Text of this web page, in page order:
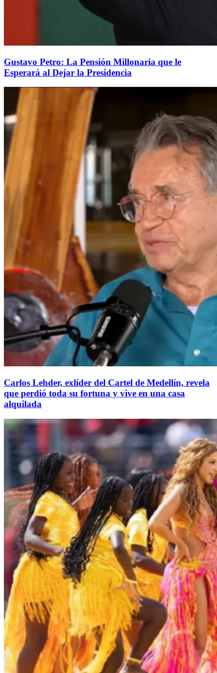
Gustavo Petro: La Pensión Millonaria que le
Esperará al Dejar la Presidencia
Carlos Lehder, exlíder del Cartel de Medellín, revela
que perdió toda su fortuna y vive en una casa
alquilada